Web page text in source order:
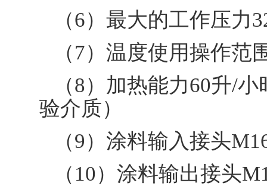
（6）最大的工作压力
（7）温度使用操作范
（8）加热能力60升/
验介质）
（9）涂料输入接头
（10）涂料输出接头